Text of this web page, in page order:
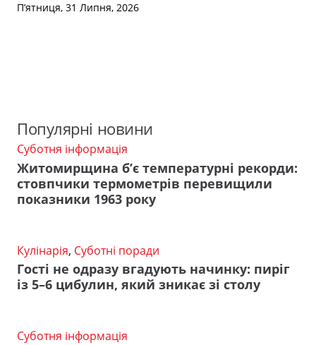
П’ятниця, 31 Липня, 2026
Популярні новини
Суботня інформація
Житомирщина б’є температурні рекорди:
стовпчики термометрів перевищили
показники 1963 року
Кулінарія, Суботні поради
Гості не одразу вгадують начинку: пиріг
із 5–6 цибулин, який зникає зі столу
Суботня інформація